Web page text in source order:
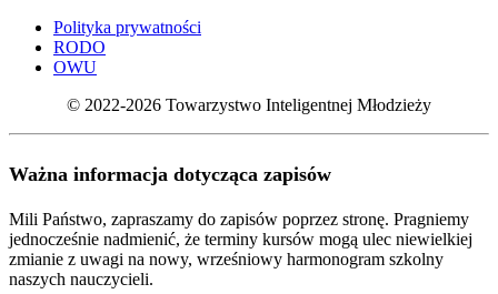
Polityka prywatności
RODO
OWU
© 2022-2026 Towarzystwo Inteligentnej Młodzieży
Ważna informacja dotycząca zapisów
Mili Państwo, zapraszamy do zapisów poprzez stronę. Pragniemy
jednocześnie nadmienić, że terminy kursów mogą ulec niewielkiej
zmianie z uwagi na nowy, wrześniowy harmonogram szkolny
naszych nauczycieli.